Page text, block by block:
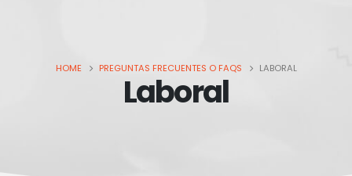
HOME PREGUNTAS FRECUENTES O FAQS LABORAL
Laboral